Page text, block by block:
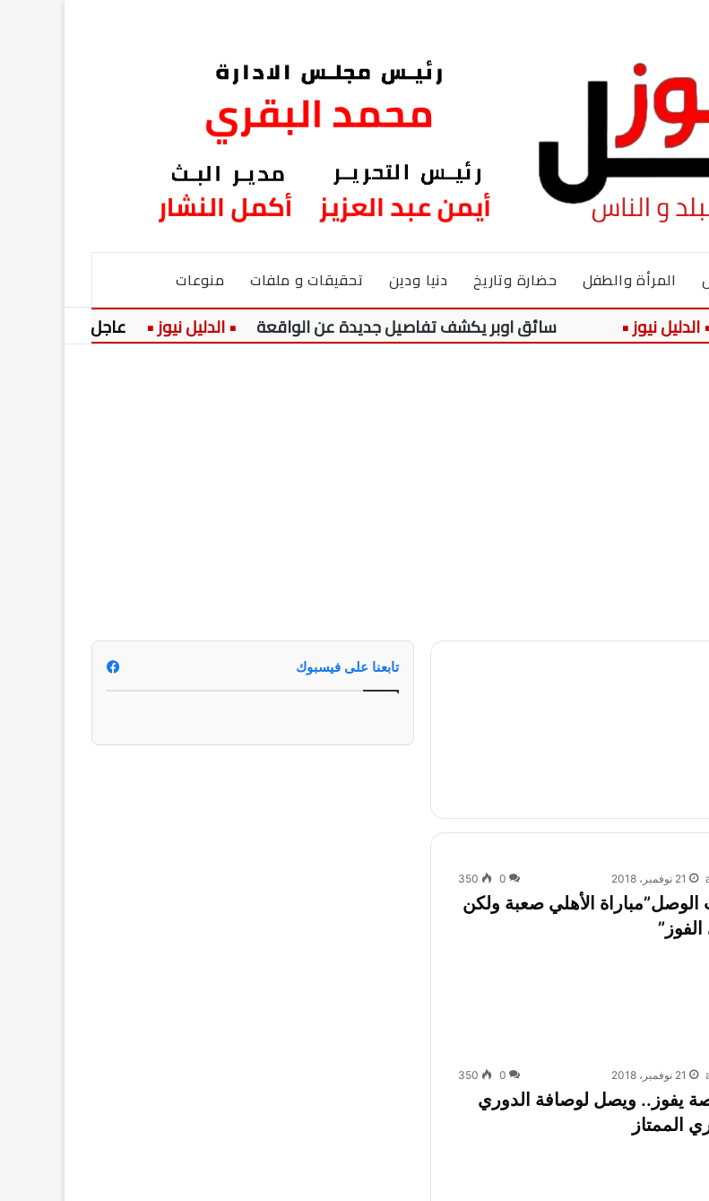
المرأة والطفل حضارة وتاريخ دنيا ودين تحقيقات و ملفات منوعات
سائق اوبر يكشف تفاصيل جديدة عن الواقعة عاجل:
21 نوفمبر، 2018 0
350
الأهلي صعبة ولكن
الفوز”
21 نوفمبر، 2018 0
350
يفوز.. ويصل لوصافة الدوري
الممتاز
تابعنا على فيسبوك